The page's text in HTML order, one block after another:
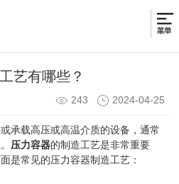
艺有哪些？
243 2024-04-25
承载高压或高温介质的设备，通常
压力容器的制造工艺是非常重要
是常见的压力容器制造工艺：